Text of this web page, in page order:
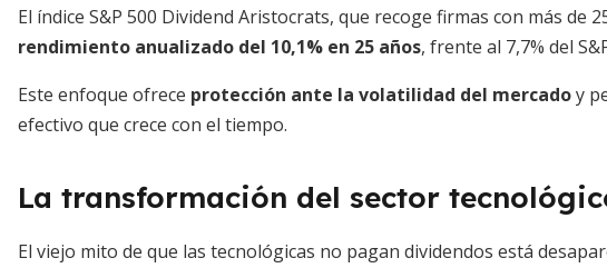
El índice S&P 500 Dividend Aristocrats, que recoge firmas con más de
rendimiento anualizado del 10,1% en 25 años, frente al 7,7% del
Este enfoque ofrece protección ante la volatilidad del mercadoy
efectivo que crece con el tiempo.
La transformación del sector
El viejo mito de que las tecnológicas no pagan dividendos está